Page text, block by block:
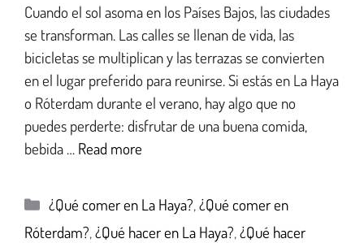
Cuando el sol asoma en los Países Bajos, las ciudades
se transforman. Las calles se llenan de vida, las
bicicletas se multiplican y las terrazas se convierten
en el lugar preferido para reunirse. Si estás en La Haya
o Róterdam durante el verano, hay algo que no
puedes perderte: disfrutar de una buena comida,
bebida … Read more
¿Qué comer en La Haya?,¿Qué comer en
Róterdam?,¿Qué hacer en La Haya?,¿Qué hacer